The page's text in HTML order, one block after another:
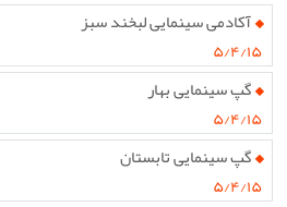
آکادمی سینمایی لبخند سبز
۵/۴/۱۵
گپ سینمایی بهار
۵/۴/۱۵
گپ سینمایی تابستان
۵/۴/۱۵